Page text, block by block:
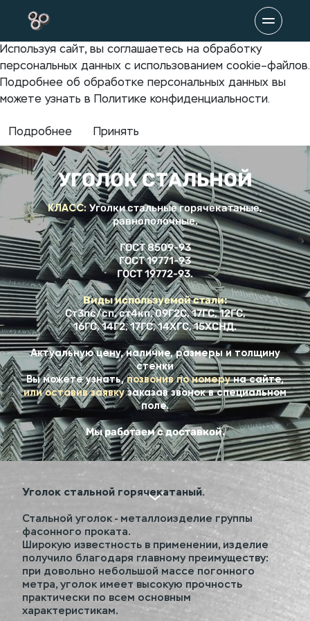
Используя сайт, вы соглашаетесь на обработку
персональных данных с использованием cookie–файлов.
Подробнее об обработке персональных данных вы
можете узнать в Политике конфиденциальности.
Подробнее Принять
УГОЛОК СТАЛЬНОЙ
КЛАСС: Уголки стальные горячекатаные,
равнополочные.
ГОСТ 8509-93
ГОСТ 19771-93
ГОСТ 19772-93.
Виды используемой стали:
Ст3пс/сп, ст4кп, 09Г2С, 17ГС, 12ГС,
16ГС, 14Г2, 17ГС, 14ХГС, 15ХСНД.
Актуальную цену, наличие, размеры и толщину
стенки
Вы можете узнать,позвонив по номеруна сайте,
или оставив заявкузаказав звонок в специальном
поле.
Мы работаем с доставкой.
Уголок стальной горячекатаный.
Стальной уголок - металлоизделие группы
фасонного проката.
Широкую известность в применении, изделие
получило благодаря главному преимуществу:
при довольно небольшой массе погонного
метра, уголок имеет высокую прочность
практически по всем основным
характеристикам.